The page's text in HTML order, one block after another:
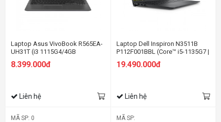
Laptop Asus VivoBook R565EA-
UH31T (i3 1115G4/4GB
10/Xám)
8.399.000đ
Liên hệ
Laptop Dell Inspiron N3511B
P112F001BBL (Core™ i5-1135G7 |
inch FHD | Win 10 | Office | Đen)
19.490.000đ
Liên hệ
MÃ SP: 0 MÃ SP: